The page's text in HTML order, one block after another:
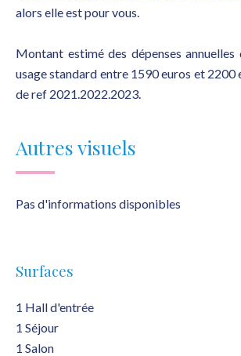
alors elle est pour vous.
Montant estimé des dépenses annuelles
usage standard entre 1590 euros et 2200
de ref 2021.2022.2023.
Autres visuels
Pas d'informations disponibles
Surfaces
1 Hall d'entrée
1 Séjour
1 Salon